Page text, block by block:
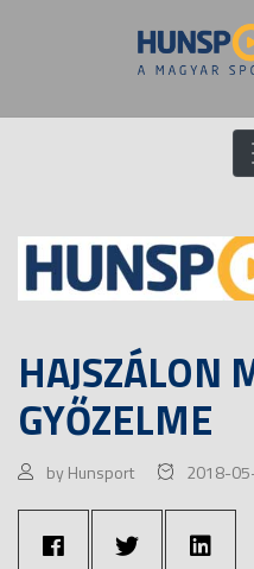
HAJSZÁLON
GYŐZELME
by Hunsport 2018-